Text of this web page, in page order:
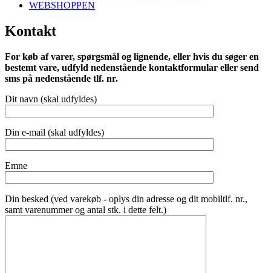
WEBSHOPPEN
Kontakt
For køb af varer, spørgsmål og lignende, eller hvis du søger en
bestemt vare, udfyld nedenstående kontaktformular eller send
sms på nedenstående tlf. nr.
Dit navn (skal udfyldes)
Din e-mail (skal udfyldes)
Emne
Din besked (ved varekøb - oplys din adresse og dit mobiltlf. nr.,
samt varenummer og antal stk. i dette felt.)